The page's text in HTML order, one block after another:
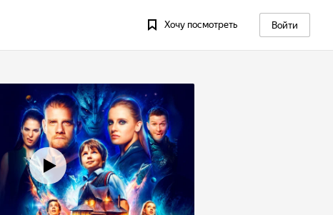
Хочу посмотреть Войти